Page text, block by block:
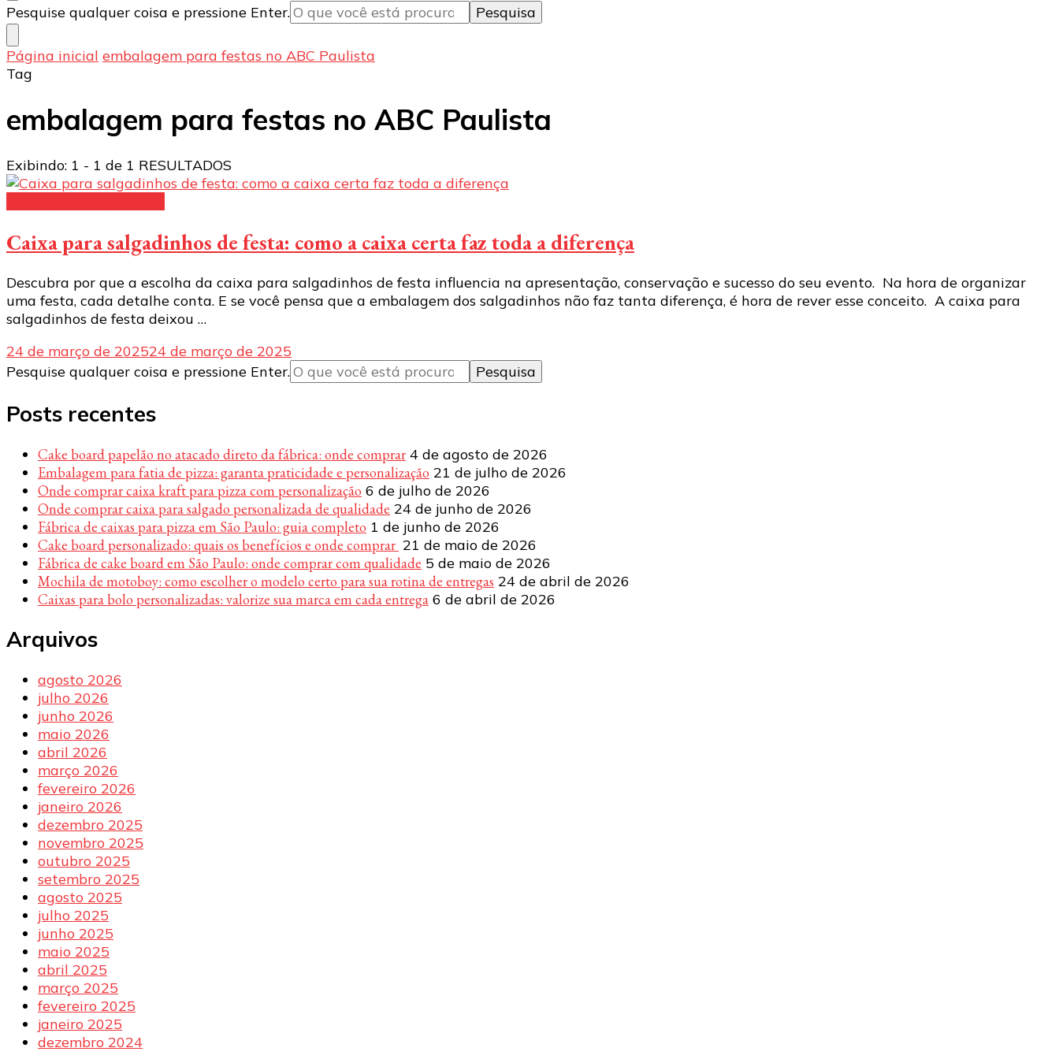
Procurando
algo?
Pesquise qualquer coisa e pressione Enter.
Página inicial embalagem para festas no ABC Paulista
Tag
embalagem para festas no ABC Paulista
Exibindo: 1 - 1 de 1 RESULTADOS
Caixa para salgadinhos de festa: como a caixa certa faz toda a diferença
Descubra por que a escolha da caixa para salgadinhos de festa influencia na apresentação, conservação e sucesso do seu evento. Na hora de organizar
uma festa, cada detalhe conta. E se você pensa que a embalagem dos salgadinhos não faz tanta diferença, é hora de rever esse conceito. A caixa para
salgadinhos de festa deixou …
24 de março de 202524 de março de 2025
Procurando
Pesquise qualquer coisa e pressione Enter.
Posts recentes
Cake board papelão no atacado direto da fábrica: onde comprar 4 de agosto de 2026
Embalagem para fatia de pizza: garanta praticidade e personalização 21 de julho de 2026
Onde comprar caixa kraft para pizza com personalização 6 de julho de 2026
Onde comprar caixa para salgado personalizada de qualidade 24 de junho de 2026
Fábrica de caixas para pizza em São Paulo: guia completo 1 de junho de 2026
Cake board personalizado: quais os benefícios e onde comprar 21 de maio de 2026
Fábrica de cake board em São Paulo: onde comprar com qualidade 5 de maio de 2026
Mochila de motoboy: como escolher o modelo certo para sua rotina de entregas 24 de abril de 2026
Caixas para bolo personalizadas: valorize sua marca em cada entrega 6 de abril de 2026
Arquivos
agosto 2026
julho 2026
junho 2026
maio 2026
abril 2026
março 2026
fevereiro 2026
janeiro 2026
dezembro 2025
novembro 2025
outubro 2025
setembro 2025
agosto 2025
julho 2025
junho 2025
maio 2025
abril 2025
março 2025
fevereiro 2025
janeiro 2025
dezembro 2024